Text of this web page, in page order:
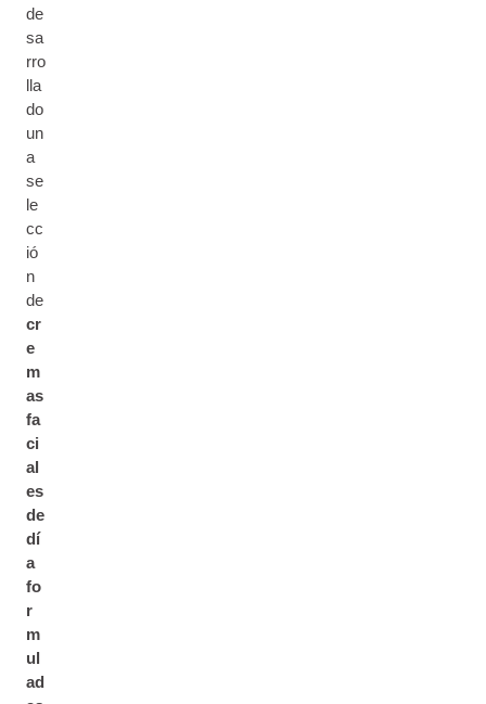
de
sa
rro
lla
do
un
a
se
le
cc
ió
n
de
cr
e
m
as
fa
ci
al
es
de
dí
a
fo
r
m
ul
ad